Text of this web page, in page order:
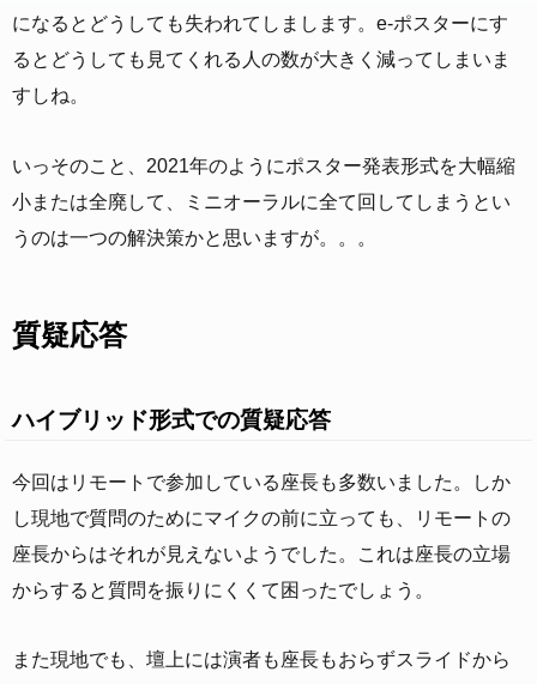
になるとどうしても失われてしまします。e-ポスターにす
るとどうしても見てくれる人の数が大きく減ってしまいま
すしね。
いっそのこと、2021年のようにポスター発表形式を大幅縮
小または全廃して、ミニオーラルに全て回してしまうとい
うのは一つの解決策かと思いますが。。。
質疑応答
ハイブリッド形式での質疑応答
今回はリモートで参加している座長も多数いました。しか
し現地で質問のためにマイクの前に立っても、リモートの
座長からはそれが見えないようでした。これは座長の立場
からすると質問を振りにくくて困ったでしょう。
また現地でも、壇上には演者も座長もおらずスライドから